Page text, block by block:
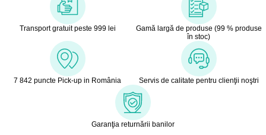
Transport gratuit peste 999 lei
Gamă largă de produse (99 % produse
în stoc)
7 842 puncte Pick-up in România Servis de calitate pentru clienţii noştri
Garanţia returnării banilor